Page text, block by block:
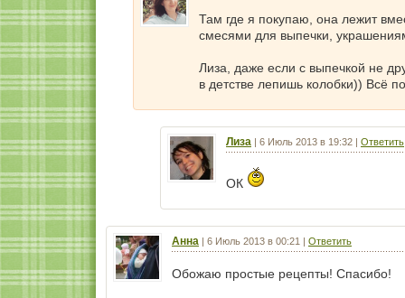
Там где я покупаю, она лежит
смесями для выпечки,
Лиза, даже если с выпечкой не
в детстве лепишь колобки)) Всё
Лиза | 6 Июль 2013 в 19:32 | Ответить
ОК
Анна | 6 Июль 2013 в 00:21 | Ответить
Обожаю простые рецепты! Спасибо!